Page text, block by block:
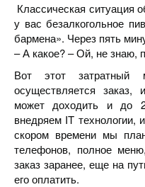
Классическая ситуация
у вас безалкогольное
бармена». Через пять
– А какое? – Ой, не знаю,
Вот этот затратный
осуществляется
может доходить и до
внедряем IT технологии,
скором времени мы
телефонов, полное
заказ заранее, еще на
его оплатить.